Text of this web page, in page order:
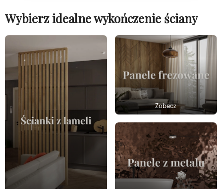
Wybierz idealne wykończenie ściany
Zobacz